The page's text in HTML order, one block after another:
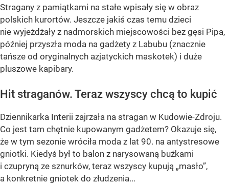
Stragany z pamiątkami na stałe wpisały się w obraz
polskich kurortów. Jeszcze jakiś czas temu dzieci
nie wyjeżdżały z nadmorskich miejscowości bez gęsi Pipa,
później przyszła moda na gadżety z Labubu (znacznie
tańsze od oryginalnych azjatyckich maskotek) i duże
pluszowe kapibary.
Hit straganów. Teraz wszyscy chcą to kupić
Dziennikarka Interii zajrzała na stragan w Kudowie-Zdroju.
Co jest tam chętnie kupowanym gadżetem? Okazuje się,
że w tym sezonie wróciła moda z lat 90. na antystresowe
gniotki. Kiedyś był to balon z narysowaną buźkami
i czupryną ze sznurków, teraz wszyscy kupują „masło”,
a konkretnie gniotek do złudzenia...